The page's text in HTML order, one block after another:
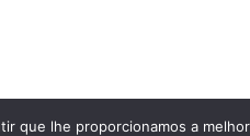
que lhe proporcionamos a